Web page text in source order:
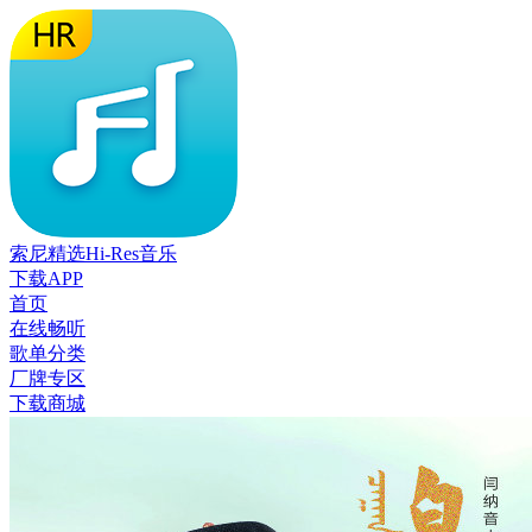
索尼精选Hi-Res音乐
下载APP
首页
在线畅听
歌单分类
厂牌专区
下载商城